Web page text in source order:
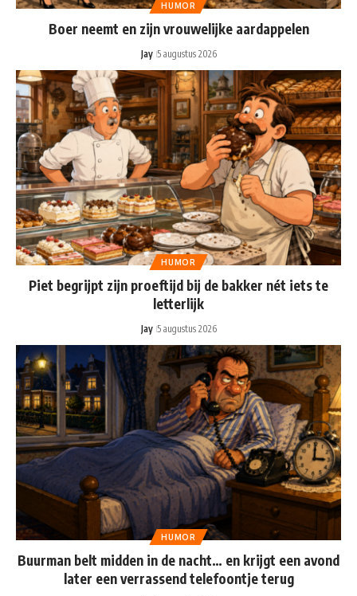
HUMOR
Boer neemt en zijn vrouwelijke aardappelen
Jay 5 augustus 2026
HUMOR
Piet begrijpt zijn proeftijd bij de bakker nét iets te
letterlijk
Jay 5 augustus 2026
HUMOR
Buurman belt midden in de nacht… en krijgt een avond
later een verrassend telefoontje terug